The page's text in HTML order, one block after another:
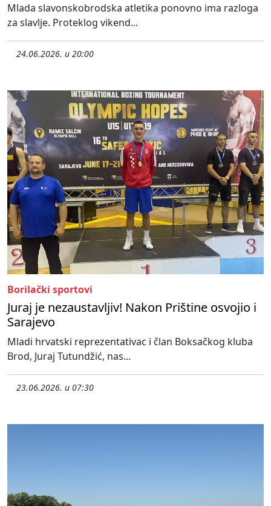
Mlada slavonskobrodska atletika ponovno ima razloga
za slavlje. Proteklog vikend...
24.06.2026. u 20:00
Borilački sportovi
Juraj je nezaustavljiv! Nakon Prištine osvojio i
Sarajevo
Mladi hrvatski reprezentativac i član Boksačkog kluba
Brod, Juraj Tutundžić, nas...
23.06.2026. u 07:30